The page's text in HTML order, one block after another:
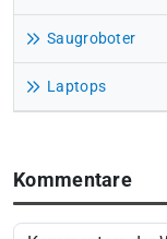
Saugroboter
Laptops
Kommentare